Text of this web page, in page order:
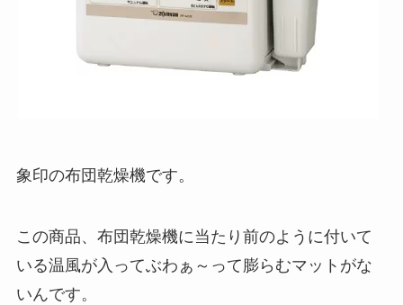
象印の布団乾燥機です。
この商品、布団乾燥機に当たり前のように付いて
いる温風が入ってぶわぁ～って膨らむマットがな
いんです。